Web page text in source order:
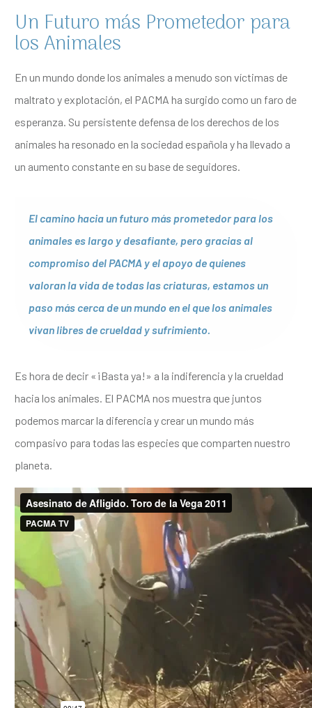
Un Futuro más Prometedor para
los Animales
En un mundo donde los animales a menudo son víctimas de
maltrato y explotación, el PACMA ha surgido como un faro de
esperanza. Su persistente defensa de los derechos de los
animales ha resonado en la sociedad española y ha llevado a
un aumento constante en su base de seguidores.
El camino hacia un futuro más prometedor para los
animales es largo y desafiante, pero gracias al
compromiso del PACMA y el apoyo de quienes
valoran la vida de todas las criaturas, estamos un
paso más cerca de un mundo en el que los animales
vivan libres de crueldad y sufrimiento.
Es hora de decir «¡Basta ya!» a la indiferencia y la crueldad
hacia los animales. El PACMA nos muestra que juntos
podemos marcar la diferencia y crear un mundo más
compasivo para todas las especies que comparten nuestro
planeta.